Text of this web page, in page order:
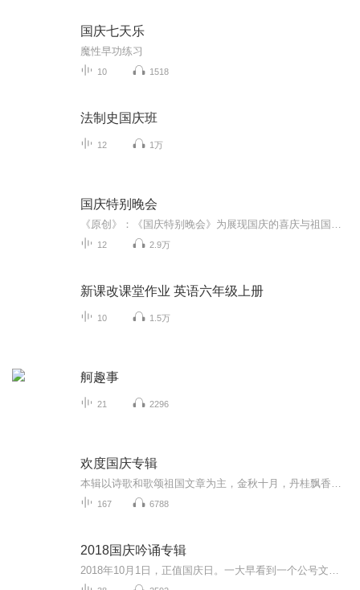
国庆七天乐
魔性早功练习
10 1518
法制史国庆班
12 1万
国庆特别晚会
12 2.9万
新课改课堂作业 英语六年级上册
10 1.5万
舸趣事
21 2296
欢度国庆专辑
167 6788
2018国庆吟诵专辑